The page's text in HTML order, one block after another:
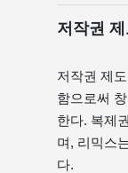
저작권
저작권 제
함으로써
한다. 복제
며, 리믹스
다.